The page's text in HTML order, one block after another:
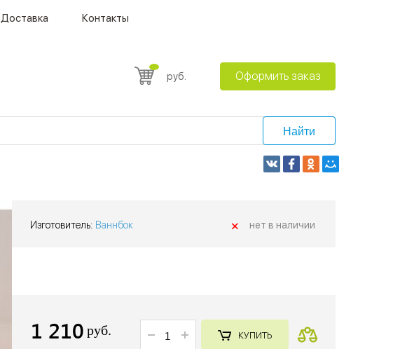
Доставка Контакты
руб. Оформить заказ
Найти
Изготовитель: Ваннбок + нет в наличии
1 210 руб. КУПИТЬ